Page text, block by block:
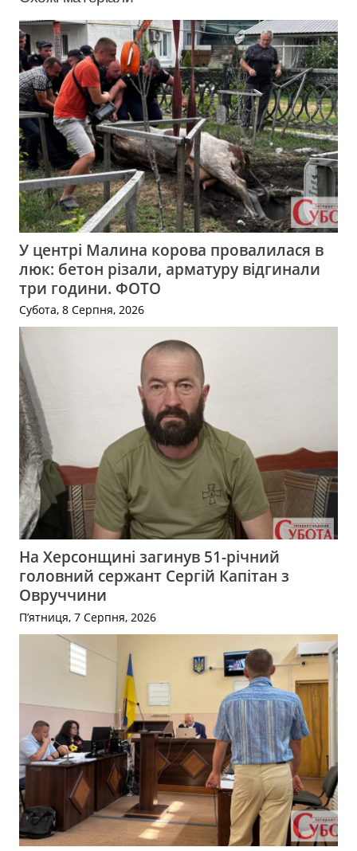
У центрі Малина корова провалилася в
люк: бетон різали, арматуру відгинали
три години. ФОТО
Субота, 8 Серпня, 2026
На Херсонщині загинув 51-річний
головний сержант Сергій Капітан з
Овруччини
П’ятниця, 7 Серпня, 2026